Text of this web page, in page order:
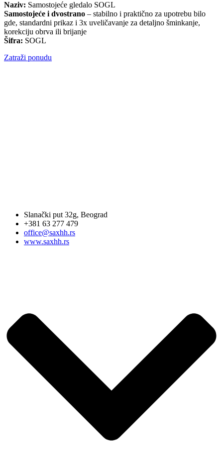
Naziv: Samostojeće gledalo SOGL
Samostojeće i dvostrano – stabilno i praktično za upotrebu bilo
gde, standardni prikaz i 3x uveličavanje za detaljno šminkanje,
korekciju obrva ili brijanje
Šifra: SOGL
Zatraži ponudu
Slanački put 32g, Beograd
+381 63 277 479
office@saxhh.rs
www.saxhh.rs